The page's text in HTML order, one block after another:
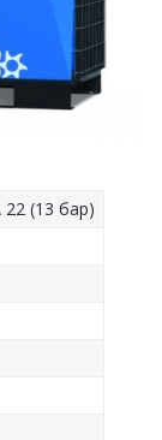
22 (13 бар)